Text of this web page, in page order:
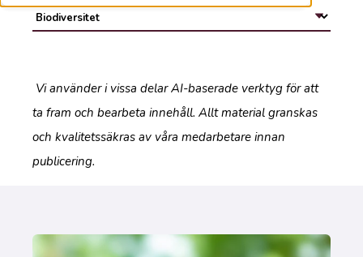
Vi använder i vissa delar AI-baserade verktyg för att
ta fram och bearbeta innehåll. Allt material granskas
och kvalitetssäkras av våra medarbetare innan
publicering.